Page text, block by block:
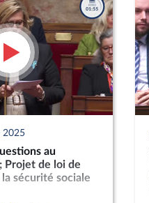
2025
au
Projet de loi de
sécurité sociale